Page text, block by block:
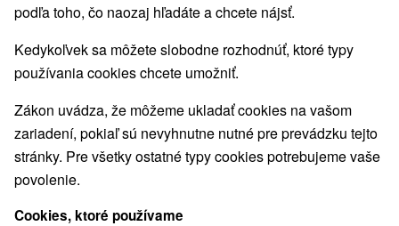
8,9 Vynikajúce·2023 recenzií
podľa toho, čo naozaj hľadáte a chcete nájsť.
Kedykoľvek sa môžete slobodne rozhodnúť, ktoré typy
používania cookies chcete umožniť.
Zákon uvádza, že môžeme ukladať cookies na vašom
zariadení, pokiaľ sú nevyhnutne nutné pre prevádzku tejto
stránky. Pre všetky ostatné typy cookies potrebujeme vaše
povolenie.
Cookies, ktoré používame